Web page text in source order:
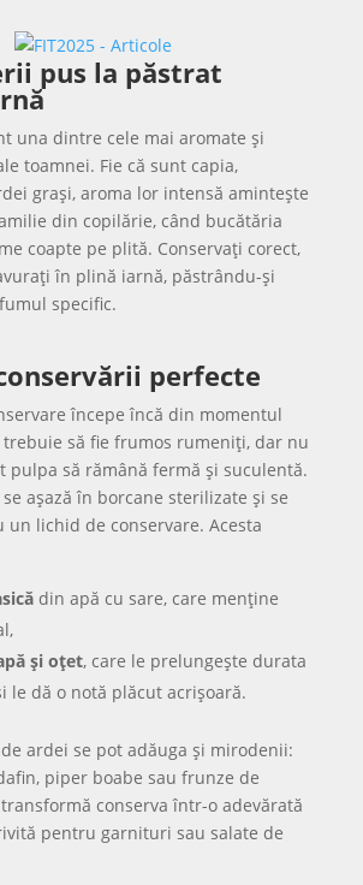
pus la păstrat
una dintre cele mai aromate și
toamnei. Fie că sunt capia,
grași, aroma lor intensă amintește
din copilărie, când bucătăria
coapte pe plită. Conservați corect,
în plină iarnă, păstrându-și
specific.
perfecte
începe încă din momentul
să fie frumos rumeniți, dar nu
pulpa să rămână fermă și suculentă.
așază în borcane sterilizate și se
un lichid de conservare. Acesta
din apă cu sare, care menține
și oțet, care le prelungește durata
le dă o notă plăcut acrișoară.
ardei se pot adăuga și mirodenii:
piper boabe sau frunze de
conserva într-o adevărată
pentru garnituri sau salate de